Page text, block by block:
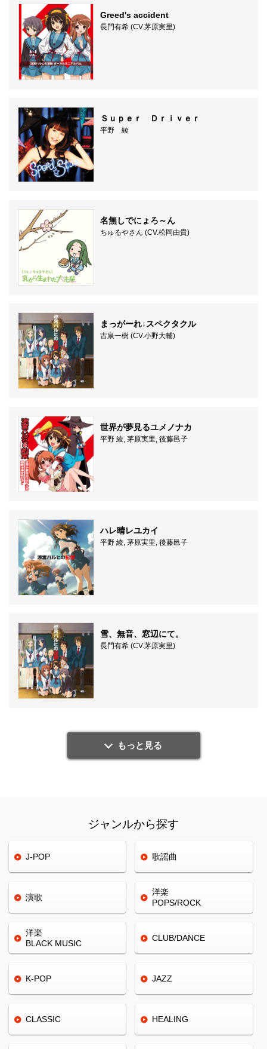
もっと見る
Greed's accident
長門有希 (CV.茅原実里)
Ｓｕｐｅｒ Ｄｒｉｖｅｒ
平野 綾
名無しでにょろ～ん
ちゅるやさん (CV.松岡由貴)
まっがーれ↓スペクタクル
古泉一樹 (CV.小野大輔)
世界が夢見るユメノナカ
平野 綾, 茅原実里, 後藤邑子
ハレ晴レユカイ
平野 綾, 茅原実里, 後藤邑子
雪、無音、窓辺にて。
長門有希 (CV.茅原実里)
ジャンルから探す
J-POP 歌謡曲
演歌
洋楽
POPS/ROCK
洋楽
BLACK MUSIC
CLUB/DANCE
K-POP JAZZ
CLASSIC HEALING